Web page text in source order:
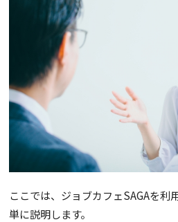
ここでは、ジョブカフェSAGAを利
単に説明します。